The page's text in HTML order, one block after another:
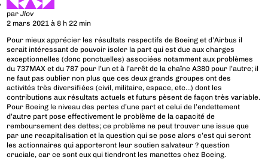
parJlov
2 mars 2021 à 8 h 22 min
Pour mieux apprécier les résultats respectifs de Boeing et d’Airbus il
serait intéressant de pouvoir isoler la part qui est due aux charges
exceptionnelles (donc ponctuelles) associées notamment aux problèmes
du 737MAX et du 787 pour l’un et à l’arrêt de la chaîne A380 pour l’autre; il
ne faut pas oublier non plus que ces deux grands groupes ont des
activités très diversifiées (civil, militaire, espace, etc…) dont les
contributions aux résultats actuels et futurs pèsent de façon très variable.
Pour Boeing le niveau des pertes d’une part et celui de l’endettement
d’autre part pose effectivement le problème de la capacité de
remboursement des dettes; ce problème ne peut trouver une issue que
par une recapitalisation et la question qui se pose alors c’est qui seront
les actionnaires qui apporteront leur soutien salvateur ? question
cruciale, car ce sont eux qui tiendront les manettes chez Boeing.